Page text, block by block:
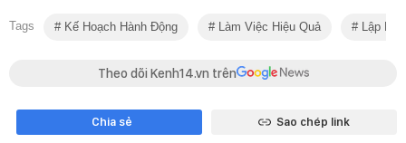
Tags Kế Hoạch Hành Động Làm Việc Hiệu Quả Lập Kế
Theo dõi Kenh14.vn trên
Chia sẻ Sao chép link